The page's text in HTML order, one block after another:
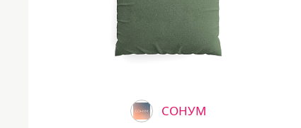
СОНУМ